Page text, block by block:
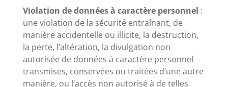
Violation de données à caractère personnel :
une violation de la sécurité entraînant, de
manière accidentelle ou illicite, la destruction,
la perte, l’altération, la divulgation non
autorisée de données à caractère personnel
transmises, conservées ou traitées d’une autre
manière, ou l’accès non autorisé à de telles